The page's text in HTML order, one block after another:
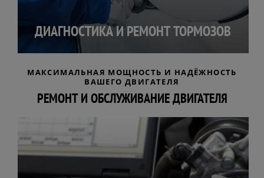
ДИАГНОСТИКА И РЕМОНТ ТОРМОЗОВ
МАКСИМАЛЬНАЯ МОЩНОСТЬ И НАДЁЖНОСТЬ
ВАШЕГО ДВИГАТЕЛЯ
РЕМОНТ И ОБСЛУЖИВАНИЕ ДВИГАТЕЛЯ